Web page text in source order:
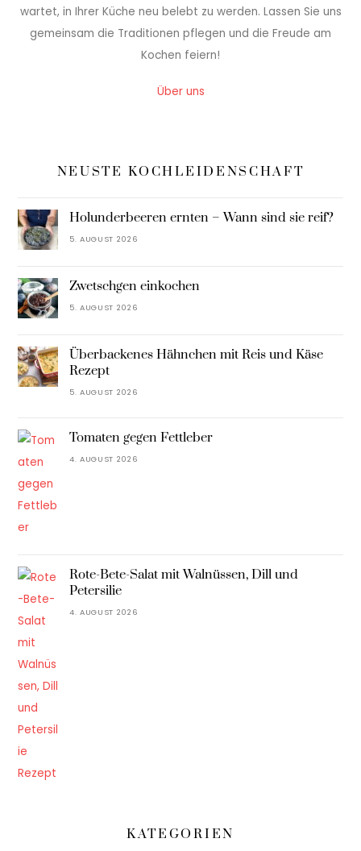
wartet, in Ihrer Küche neu belebt zu werden. Lassen Sie uns
gemeinsam die Traditionen pflegen und die Freude am
Kochen feiern!
Über uns
NEUSTE KOCHLEIDENSCHAFT
Holunderbeeren ernten – Wann sind sie reif?
5. AUGUST 2026
Zwetschgen einkochen
5. AUGUST 2026
Überbackenes Hähnchen mit Reis und Käse
Rezept
5. AUGUST 2026
Tomaten gegen Fettleber
4. AUGUST 2026
Rote-Bete-Salat mit Walnüssen, Dill und
Petersilie
4. AUGUST 2026
KATEGORIEN